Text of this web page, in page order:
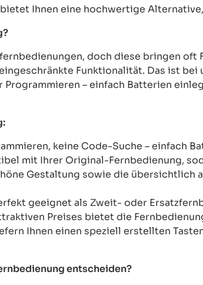
Ihnen eine hochwertige
doch diese bringen
Funktionalität. Das ist
– einfach Batterien
keine Code-Suche – einfach
mit Ihrer Original-Fernbedienung,
Gestaltung sowie die übersichtlich
geeignet als Zweit- oder
Preises bietet die
Ihnen einen speziell erstellten
entscheiden?